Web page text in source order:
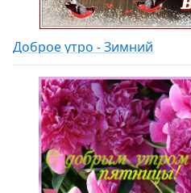
Доброе утро - Зимний